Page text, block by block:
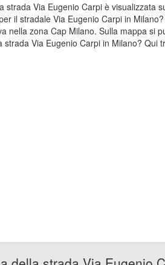
strada Via Eugenio Carpi è visualizzata
il stradale Via Eugenio Carpi in
nella zona Cap Milano. Sulla mappa si
strada Via Eugenio Carpi in Milano? Qui